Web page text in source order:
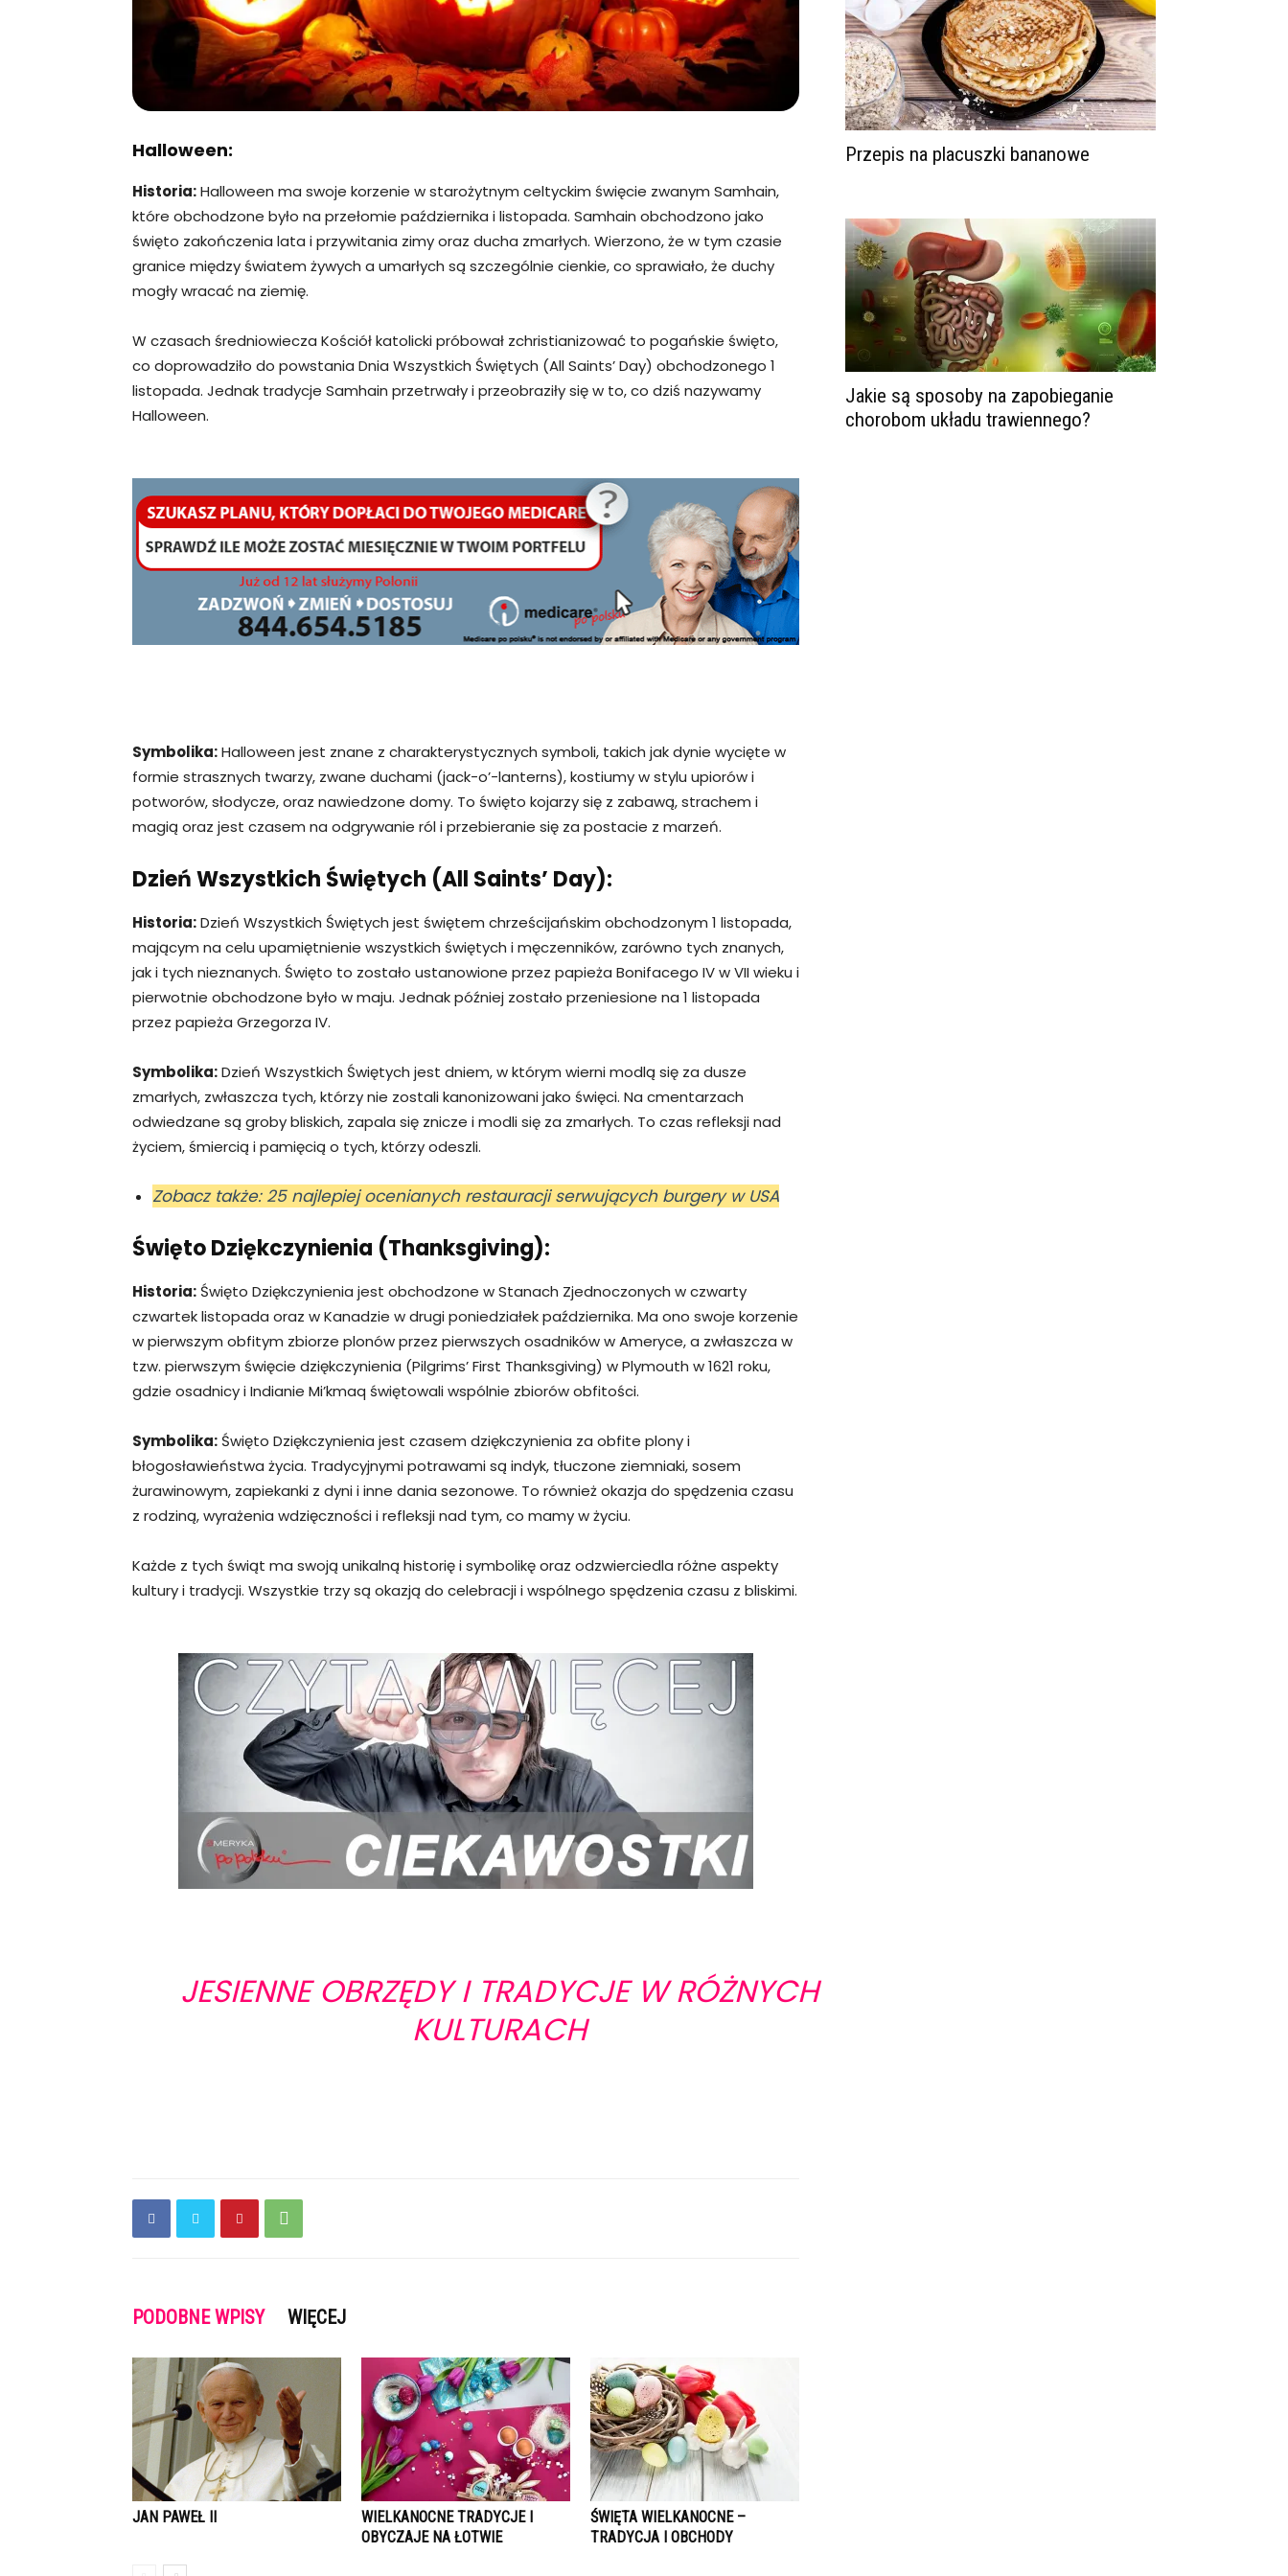
Halloween:
Historia:Halloween ma swoje korzenie w starożytnym celtyckim święcie zwanym Samhain,
które obchodzone było na przełomie października i listopada. Samhain obchodzono jako
święto zakończenia lata i przywitania zimy oraz ducha zmarłych. Wierzono, że w tym czasie
granice między światem żywych a umarłych są szczególnie cienkie, co sprawiało, że duchy
mogły wracać na ziemię.
W czasach średniowiecza Kościół katolicki próbował zchristianizować to pogańskie święto,
co doprowadziło do powstania Dnia Wszystkich Świętych (All Saints’ Day) obchodzonego 1
listopada. Jednak tradycje Samhain przetrwały i przeobraziły się w to, co dziś nazywamy
Halloween.
Symbolika:Halloween jest znane z charakterystycznych symboli, takich jak dynie wycięte w
formie strasznych twarzy, zwane duchami (jack-o’-lanterns), kostiumy w stylu upiorów i
potworów, słodycze, oraz nawiedzone domy. To święto kojarzy się z zabawą, strachem i
magią oraz jest czasem na odgrywanie ról i przebieranie się za postacie z marzeń.
Dzień Wszystkich Świętych (All Saints’ Day):
Historia:Dzień Wszystkich Świętych jest świętem chrześcijańskim obchodzonym 1 listopada,
mającym na celu upamiętnienie wszystkich świętych i męczenników, zarówno tych znanych,
jak i tych nieznanych. Święto to zostało ustanowione przez papieża Bonifacego IV w VII wieku i
pierwotnie obchodzone było w maju. Jednak później zostało przeniesione na 1 listopada
przez papieża Grzegorza IV.
Symbolika:Dzień Wszystkich Świętych jest dniem, w którym wierni modlą się za dusze
zmarłych, zwłaszcza tych, którzy nie zostali kanonizowani jako święci. Na cmentarzach
odwiedzane są groby bliskich, zapala się znicze i modli się za zmarłych. To czas refleksji nad
życiem, śmiercią i pamięcią o tych, którzy odeszli.
Zobacz także: 25 najlepiej ocenianych restauracji serwujących burgery w USA
Święto Dziękczynienia (Thanksgiving):
Historia: Święto Dziękczynienia jest obchodzone w Stanach Zjednoczonych w czwarty
czwartek listopada oraz w Kanadzie w drugi poniedziałek października. Ma ono swoje korzenie
w pierwszym obfitym zbiorze plonów przez pierwszych osadników w Ameryce, a zwłaszcza w
tzw. pierwszym święcie dziękczynienia (Pilgrims’ First Thanksgiving) w Plymouth w 1621 roku,
gdzie osadnicy i Indianie Mi’kmaq świętowali wspólnie zbiorów obfitości.
Symbolika: Święto Dziękczynienia jest czasem dziękczynienia za obfite plony i
błogosławieństwa życia. Tradycyjnymi potrawami są indyk, tłuczone ziemniaki, sosem
żurawinowym, zapiekanki z dyni i inne dania sezonowe. To również okazja do spędzenia czasu
z rodziną, wyrażenia wdzięczności i refleksji nad tym, co mamy w życiu.
Każde z tych świąt ma swoją unikalną historię i symbolikę oraz odzwierciedla różne aspekty
kultury i tradycji. Wszystkie trzy są okazją do celebracji i wspólnego spędzenia czasu z bliskimi.
JESIENNE OBRZĘDY I TRADYCJE W RÓŻNYCH
KULTURACH
PODOBNE WPISY WIĘCEJ
JAN PAWEŁ II
WIELKANOCNE TRADYCJE I
OBYCZAJE NA ŁOTWIE
ŚWIĘTA WIELKANOCNE –
TRADYCJA I OBCHODY
Przepis na placuszki bananowe
Jakie są sposoby na zapobieganie
chorobom układu trawiennego?